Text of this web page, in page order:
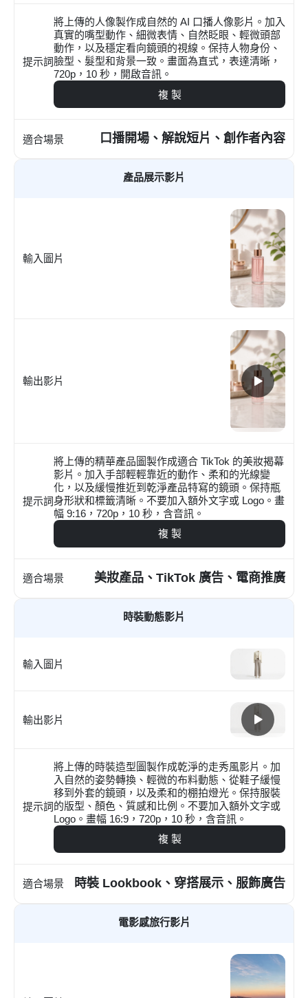
提示詞
將上傳的人像製作成自然的 AI 口播人像影片。加入
真實的嘴型動作、細微表情、自然眨眼、輕微頭部
動作，以及穩定看向鏡頭的視線。保持人物身份、
臉型、髮型和背景一致。畫面為直式，表達清晰，
720p，10 秒，開啟音訊。
複 製
適合場景 口播開場、解說短片、創作者內容
產品展示影片
輸入圖片
輸出影片
提示詞
將上傳的精華產品圖製作成適合 TikTok 的美妝揭幕
影片。加入手部輕輕靠近的動作、柔和的光線變
化，以及緩慢推近到乾淨產品特寫的鏡頭。保持瓶
身形狀和標籤清晰。不要加入額外文字或 Logo。畫
幅 9:16，720p，10 秒，含音訊。
複 製
適合場景 美妝產品、TikTok 廣告、電商推廣
時裝動態影片
輸入圖片
輸出影片
提示詞
將上傳的時裝造型圖製作成乾淨的走秀風影片。加
入自然的姿勢轉換、輕微的布料動態、從鞋子緩慢
移到外套的鏡頭，以及柔和的棚拍燈光。保持服裝
的版型、顏色、質感和比例。不要加入額外文字或
Logo。畫幅 16:9，720p，10 秒，含音訊。
複 製
適合場景 時裝 Lookbook、穿搭展示、服飾廣告
電影感旅行影片